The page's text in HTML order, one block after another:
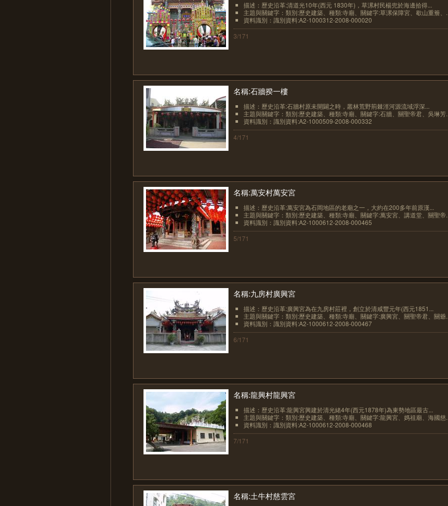
描述：歷史沿革:清道光10年(西元 1830年)，草漯村民楊兜於海邊拾得...
主題與關鍵字：類別:歷史建築、種類:寺廟、關鍵字:草漯保障宮、歇山重簷、
資料識別：識別資料:A2-1000312-2008-000020
3/171
名稱:石牆揆一樓
描述：歷史沿革:石牆村原未開闢之時，叢林荒野荊棘涇河源流域浮深...
主題與關鍵字：類別:歷史建築、種類:寺廟、關鍵字:石牆、關聖帝君、吳琳芳
資料識別：識別資料:A2-1000509-2008-000332
4/171
名稱:萬安村萬安宮
描述：歷史沿革:萬安宮為石岡地區的老廟之一，大約在200多年前原漢...
主題與關鍵字：類別:歷史建築、種類:寺廟、關鍵字:萬安宮、講道堂、關聖帝
資料識別：識別資料:A2-1000612-2008-000465
5/171
名稱:九房村廣興宮
描述：歷史沿革:廣興宮為在九房村莊裡，創立於清咸豐元年(西元1851...
主題與關鍵字：類別:歷史建築、種類:寺廟、關鍵字:廣興宮、關聖帝君、關爺
資料識別：識別資料:A2-1000612-2008-000467
6/171
名稱:龍興村龍興宮
描述：歷史沿革:龍興宮興建於清光緒4年(西元1878年)為東勢地區最古...
主題與關鍵字：類別:歷史建築、種類:寺廟、關鍵字:龍興宮、媽祖廟、海國慈
資料識別：識別資料:A2-1000612-2008-000468
7/171
名稱:土牛村慈雲宮